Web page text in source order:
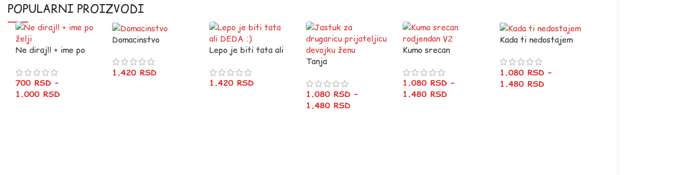
POPULARNI PROIZVODI
Ne diraj!! + ime po
700 RSD –
1.000 RSD
Domacinstvo
1.420RSD
Lepo je biti tata ali
1.420 RSD
Tanja
1.080 RSD –
1.480 RSD
Kumo srecan
1.080RSD –
1.480RSD
Kada ti nedostajem
1.080 RSD –
1.480 RSD